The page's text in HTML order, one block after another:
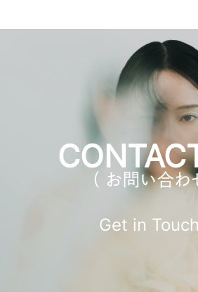
（ お問い合わ
Get in Touch